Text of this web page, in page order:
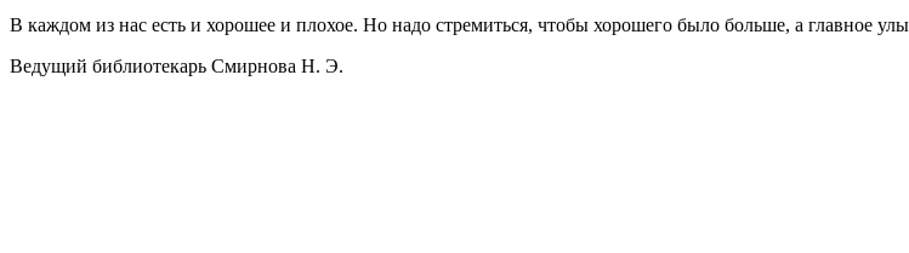
В каждом из нас есть и хорошее и плохое. Но надо стремиться, чтобы хорошего было больше, а главное
Ведущий библиотекарь Смирнова Н. Э.